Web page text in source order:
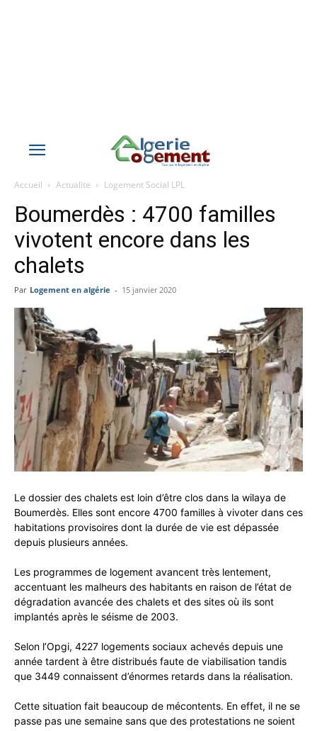
Accueil Actualite Logement Social LPL
Boumerdès : 4700 familles
vivotent encore dans les
chalets
Par Logement en algérie - 15 janvier 2020
Le dossier des chalets est loin d’être clos dans la wilaya de
Boumerdès. Elles sont encore 4700 familles à vivoter dans ces
habitations provisoires dont la durée de vie est dépassée
depuis plusieurs années.
Les programmes de logement avancent très lentement,
accentuant les malheurs des habitants en raison de l’état de
dégradation avancée des chalets et des sites où ils sont
implantés après le séisme de 2003.
Selon l’Opgi, 4227 logements sociaux achevés depuis une
année tardent à être distribués faute de viabilisation tandis
que 3449 connaissent d’énormes retards dans la réalisation.
Cette situation fait beaucoup de mécontents. En effet, il ne se
passe pas une semaine sans que des protestations ne soient